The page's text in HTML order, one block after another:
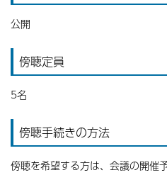
公開
傍聴定員
5名
傍聴手続きの方法
傍聴を希望する方は、会議の開催